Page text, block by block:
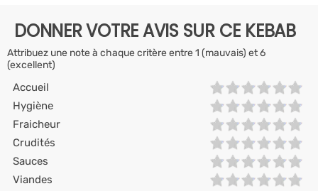
DONNER VOTRE AVIS SUR CE KEBAB
Attribuez une note à chaque critère entre 1 (mauvais) et 6
(excellent)
Accueil
Hygiène
Fraicheur
Crudités
Sauces
Viandes